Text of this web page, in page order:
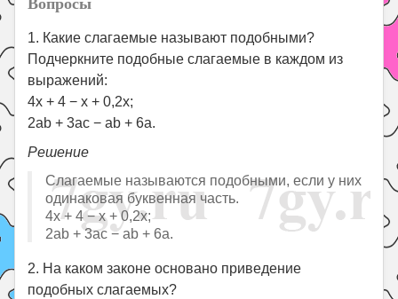
1. Какие слагаемые называют подобными?
Подчеркните подобные слагаемые в каждом из
выражений:
4x + 4 − x + 0,2x;
2ab + 3ac − ab + 6a.
Решение
Слагаемые называются подобными, если у них
одинаковая буквенная часть.
4x + 4 − x + 0,2x;
2ab + 3ac − ab + 6a.
2. На каком законе основано приведение
подобных слагаемых?